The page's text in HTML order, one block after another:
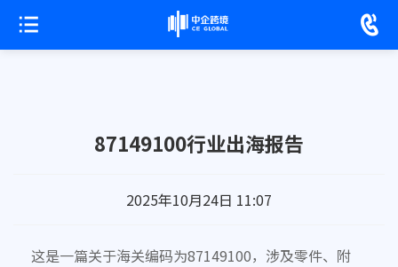
87149100行业出海报告
2025年10月24日 11:07
这是一篇关于海关编码为87149100，涉及零件、附